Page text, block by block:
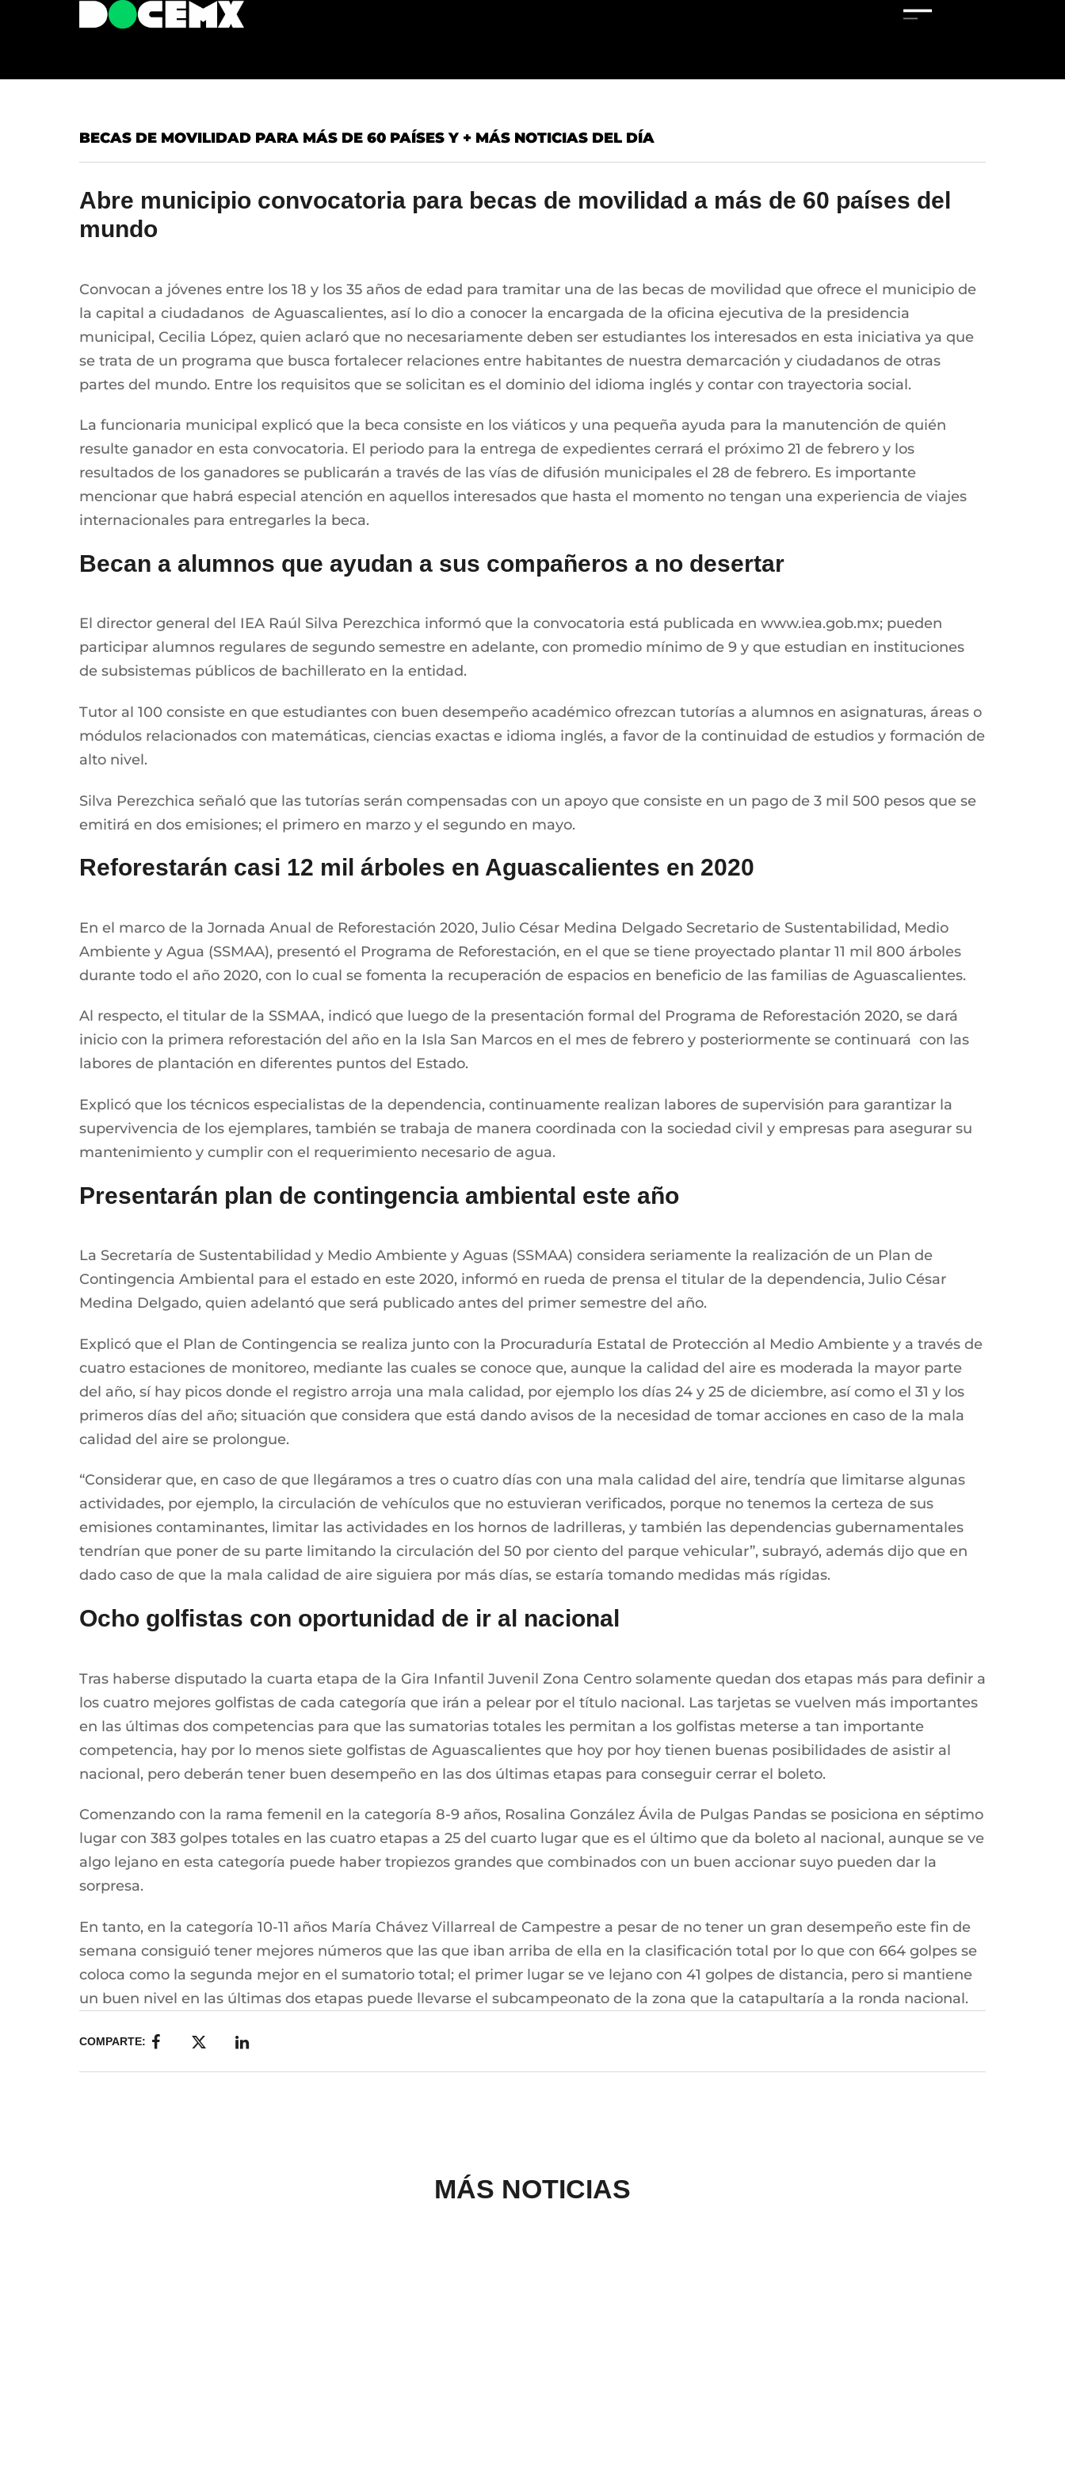
BECAS DE MOVILIDAD PARA MÁS DE 60 PAÍSES Y + MÁS NOTICIAS DEL DÍA
Abre municipio convocatoria para becas de movilidad a más de 60 países del
mundo
Convocan a jóvenes entre los 18 y los 35 años de edad para tramitar una de las becas de movilidad que ofrece el municipio de
la capital a ciudadanos de Aguascalientes, así lo dio a conocer la encargada de la oficina ejecutiva de la presidencia
municipal, Cecilia López, quien aclaró que no necesariamente deben ser estudiantes los interesados en esta iniciativa ya que
se trata de un programa que busca fortalecer relaciones entre habitantes de nuestra demarcación y ciudadanos de otras
partes del mundo. Entre los requisitos que se solicitan es el dominio del idioma inglés y contar con trayectoria social.
La funcionaria municipal explicó que la beca consiste en los viáticos y una pequeña ayuda para la manutención de quién
resulte ganador en esta convocatoria. El periodo para la entrega de expedientes cerrará el próximo 21 de febrero y los
resultados de los ganadores se publicarán a través de las vías de difusión municipales el 28 de febrero. Es importante
mencionar que habrá especial atención en aquellos interesados que hasta el momento no tengan una experiencia de viajes
internacionales para entregarles la beca.
Becan a alumnos que ayudan a sus compañeros a no desertar
El director general del IEA Raúl Silva Perezchica informó que la convocatoria está publicada en www.iea.gob.mx; pueden
participar alumnos regulares de segundo semestre en adelante, con promedio mínimo de 9 y que estudian en instituciones
de subsistemas públicos de bachillerato en la entidad.
Tutor al 100 consiste en que estudiantes con buen desempeño académico ofrezcan tutorías a alumnos en asignaturas, áreas o
módulos relacionados con matemáticas, ciencias exactas e idioma inglés, a favor de la continuidad de estudios y formación de
alto nivel.
Silva Perezchica señaló que las tutorías serán compensadas con un apoyo que consiste en un pago de 3 mil 500 pesos que se
emitirá en dos emisiones; el primero en marzo y el segundo en mayo.
Reforestarán casi 12 mil árboles en Aguascalientes en 2020
En el marco de la Jornada Anual de Reforestación 2020, Julio César Medina Delgado Secretario de Sustentabilidad, Medio
Ambiente y Agua (SSMAA), presentó el Programa de Reforestación, en el que se tiene proyectado plantar 11 mil 800 árboles
durante todo el año 2020, con lo cual se fomenta la recuperación de espacios en beneficio de las familias de Aguascalientes.
Al respecto, el titular de la SSMAA, indicó que luego de la presentación formal del Programa de Reforestación 2020, se dará
inicio con la primera reforestación del año en la Isla San Marcos en el mes de febrero y posteriormente se continuará con las
labores de plantación en diferentes puntos del Estado.
Explicó que los técnicos especialistas de la dependencia, continuamente realizan labores de supervisión para garantizar la
supervivencia de los ejemplares, también se trabaja de manera coordinada con la sociedad civil y empresas para asegurar su
mantenimiento y cumplir con el requerimiento necesario de agua.
Presentarán plan de contingencia ambiental este año
La Secretaría de Sustentabilidad y Medio Ambiente y Aguas (SSMAA) considera seriamente la realización de un Plan de
Contingencia Ambiental para el estado en este 2020, informó en rueda de prensa el titular de la dependencia, Julio César
Medina Delgado, quien adelantó que será publicado antes del primer semestre del año.
Explicó que el Plan de Contingencia se realiza junto con la Procuraduría Estatal de Protección al Medio Ambiente y a través de
cuatro estaciones de monitoreo, mediante las cuales se conoce que, aunque la calidad del aire es moderada la mayor parte
del año, sí hay picos donde el registro arroja una mala calidad, por ejemplo los días 24 y 25 de diciembre, así como el 31 y los
primeros días del año; situación que considera que está dando avisos de la necesidad de tomar acciones en caso de la mala
calidad del aire se prolongue.
“Considerar que, en caso de que llegáramos a tres o cuatro días con una mala calidad del aire, tendría que limitarse algunas
actividades, por ejemplo, la circulación de vehículos que no estuvieran verificados, porque no tenemos la certeza de sus
emisiones contaminantes, limitar las actividades en los hornos de ladrilleras, y también las dependencias gubernamentales
tendrían que poner de su parte limitando la circulación del 50 por ciento del parque vehicular”, subrayó, además dijo que en
dado caso de que la mala calidad de aire siguiera por más días, se estaría tomando medidas más rígidas.
Ocho golfistas con oportunidad de ir al nacional
Tras haberse disputado la cuarta etapa de la Gira Infantil Juvenil Zona Centro solamente quedan dos etapas más para definir a
los cuatro mejores golfistas de cada categoría que irán a pelear por el título nacional. Las tarjetas se vuelven más importantes
en las últimas dos competencias para que las sumatorias totales les permitan a los golfistas meterse a tan importante
competencia, hay por lo menos siete golfistas de Aguascalientes que hoy por hoy tienen buenas posibilidades de asistir al
nacional, pero deberán tener buen desempeño en las dos últimas etapas para conseguir cerrar el boleto.
Comenzando con la rama femenil en la categoría 8-9 años, Rosalina González Ávila de Pulgas Pandas se posiciona en séptimo
lugar con 383 golpes totales en las cuatro etapas a 25 del cuarto lugar que es el último que da boleto al nacional, aunque se ve
algo lejano en esta categoría puede haber tropiezos grandes que combinados con un buen accionar suyo pueden dar la
sorpresa.
En tanto, en la categoría 10-11 años María Chávez Villarreal de Campestre a pesar de no tener un gran desempeño este fin de
semana consiguió tener mejores números que las que iban arriba de ella en la clasificación total por lo que con 664 golpes se
coloca como la segunda mejor en el sumatorio total; el primer lugar se ve lejano con 41 golpes de distancia, pero si mantiene
un buen nivel en las últimas dos etapas puede llevarse el subcampeonato de la zona que la catapultaría a la ronda nacional.
COMPARTE:
MÁS NOTICIAS